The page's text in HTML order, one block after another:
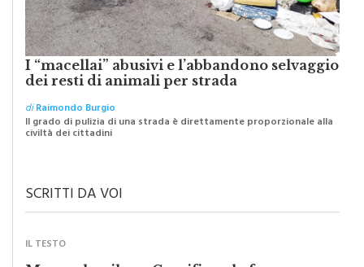
I “macellai” abusivi e l’abbandono selvaggio
dei resti di animali per strada
diRaimondo Burgio
SCRITTI DA VOI